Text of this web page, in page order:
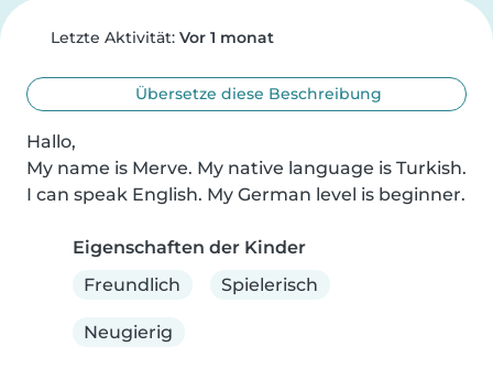
Letzte Aktivität: Vor 1 monat
Übersetze diese Beschreibung
Hallo,
My name is Merve. My native language is Turkish.
I can speak English. My German level is beginner.
Eigenschaften der Kinder
Freundlich
Spielerisch
Neugierig